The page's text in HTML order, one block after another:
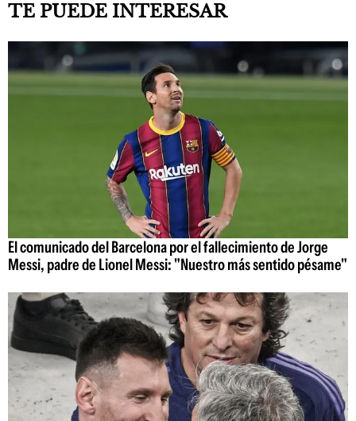
TE PUEDE INTERESAR
El comunicado del Barcelona por el fallecimiento de Jorge
Messi, padre de Lionel Messi: "Nuestro más sentido pésame"